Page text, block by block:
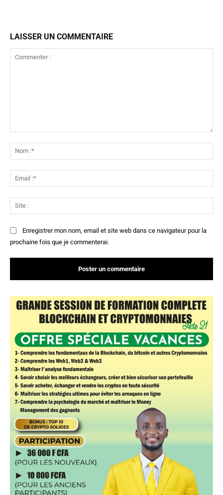
LAISSER UN COMMENTAIRE
Enregistrer mon nom, email et site web dans ce navigateur pour la
prochaine fois que je commenterai.